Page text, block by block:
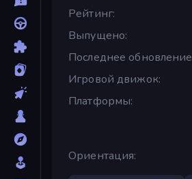
Рейтинг
Выпущено
Последнее обновление
Игровой движок
Платформы
Ориентация